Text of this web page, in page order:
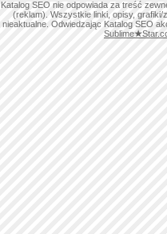
Katalog SEO nie odpowiada za treść
(reklam). Wszystkie linki, opisy,
nieaktualne. Odwiedzając Katalog SEO
Sublime★